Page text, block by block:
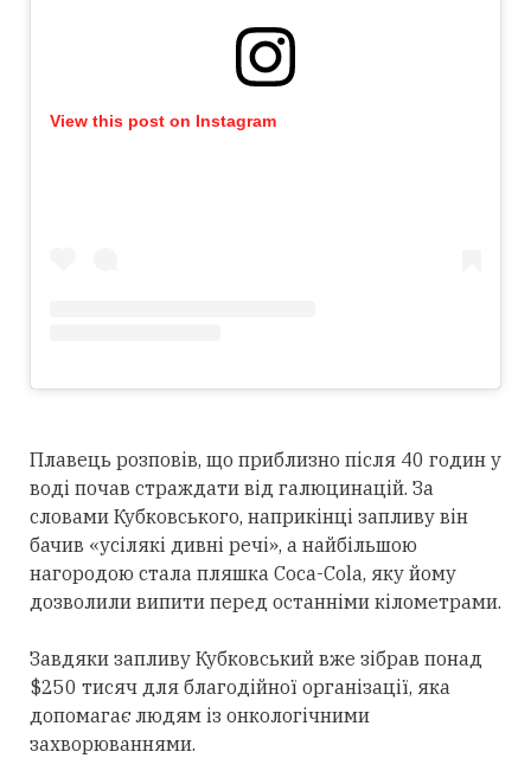
View this post on Instagram
Плавець розповів, що приблизно після 40 годин у
воді почав страждати від галюцинацій. За
словами Кубковського, наприкінці запливу він
бачив «усілякі дивні речі», а найбільшою
нагородою стала пляшка Coca-Cola, яку йому
дозволили випити перед останніми кілометрами.
Завдяки запливу Кубковський вже зібрав понад
$250 тисяч для благодійної організації, яка
допомагає людям із онкологічними
захворюваннями.